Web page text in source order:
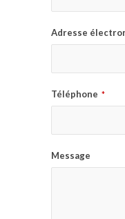
Adresse
Téléphone *
Message